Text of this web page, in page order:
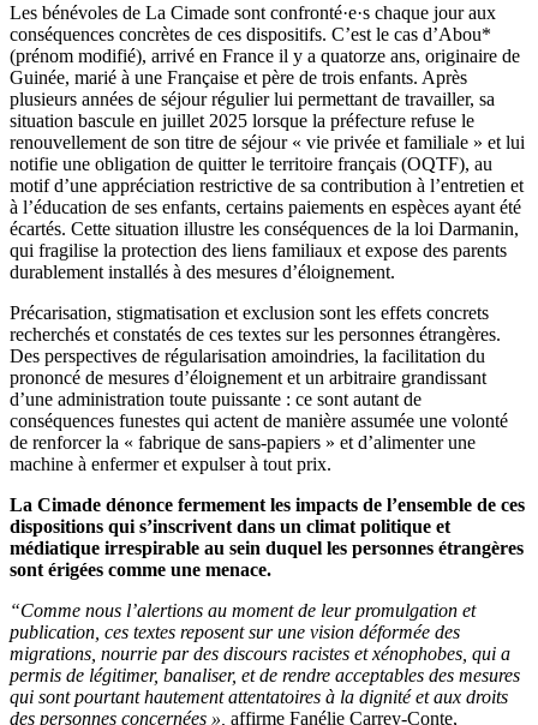
Les bénévoles de La Cimade sont confronté·e·s chaque jour aux
conséquences concrètes de ces dispositifs. C’est le cas d’Abou*
(prénom modifié), arrivé en France il y a quatorze ans, originaire de
Guinée, marié à une Française et père de trois enfants. Après
plusieurs années de séjour régulier lui permettant de travailler, sa
situation bascule en juillet 2025 lorsque la préfecture refuse le
renouvellement de son titre de séjour « vie privée et familiale » et lui
notifie une obligation de quitter le territoire français (OQTF), au
motif d’une appréciation restrictive de sa contribution à l’entretien et
à l’éducation de ses enfants, certains paiements en espèces ayant été
écartés. Cette situation illustre les conséquences de la loi Darmanin,
qui fragilise la protection des liens familiaux et expose des parents
durablement installés à des mesures d’éloignement.
Précarisation, stigmatisation et exclusion sont les effets concrets
recherchés et constatés de ces textes sur les personnes étrangères.
Des perspectives de régularisation amoindries, la facilitation du
prononcé de mesures d’éloignement et un arbitraire grandissant
d’une administration toute puissante : ce sont autant de
conséquences funestes qui actent de manière assumée une volonté
de renforcer la « fabrique de sans-papiers » et d’alimenter une
machine à enfermer et expulser à tout prix.
La Cimade dénonce fermement les impacts de l’ensemble de ces
dispositions qui s’inscrivent dans un climat politique et
médiatique irrespirable au sein duquel les personnes étrangères
sont érigées comme une menace.
“Comme nous l’alertions au moment de leur promulgation et
publication, ces textes reposent sur une vision déformée des
migrations, nourrie par des discours racistes et xénophobes, qui a
permis de légitimer, banaliser, et de rendre acceptables des mesures
qui sont pourtant hautement attentatoires à la dignité et aux droits
des personnes concernées », affirme Fanélie Carrey-Conte,